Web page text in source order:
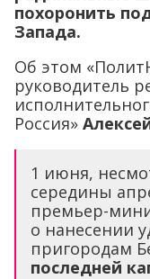
похоронить
Запада.
Об этом
руководитель
Россия»
1 июня,
середины
премьер-
о нанесении
пригородам
последней